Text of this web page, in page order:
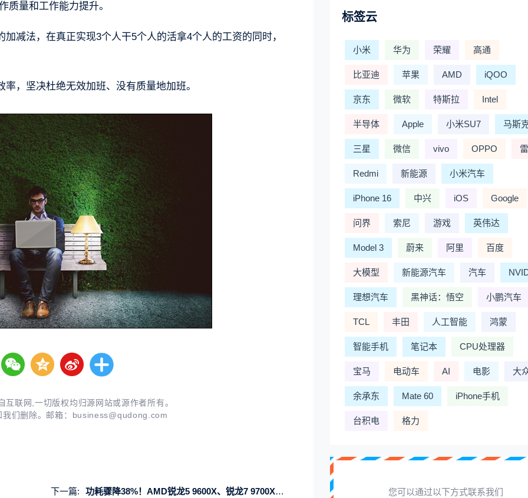
质量和工作能力提升。
减法，在真正实现3个人干5个人的活拿4个人的工资的同时，
，坚决杜绝无效加班、没有质量地加班。
联网,一切版权均归源网站或源作者所有。
们删除。邮箱： business@qudong.com
下一篇: 功耗骤降38%！AMD锐龙5 9600X、锐龙7 9700X图赏
标签云
小米 华为 荣耀 高通
比亚迪 苹果 AMD iQOO
京东 微软 特斯拉 Intel
半导体 Apple 小米SU7 马斯
三星 微信 vivo OPPO
Redmi 新能源 小米汽车
iPhone 16 中兴 iOS Google
问界 索尼 游戏 英伟达
Model 3 蔚来 阿里 百度
大模型 新能源汽车 汽车
理想汽车 黑神话：悟空 小鹏汽车
TCL 丰田 人工智能 鸿蒙
智能手机 笔记本 CPU处理器
宝马 电动车 AI 电影 大
余承东 Mate 60 iPhone手机
台积电 格力
您可以通过以下方式联系我们